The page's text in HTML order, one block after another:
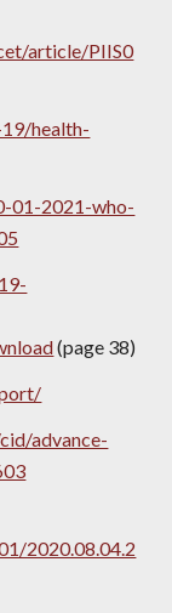
article/PIIS0
health-
01-2021-who-
(page 38)
advance-
2020.08.04.2